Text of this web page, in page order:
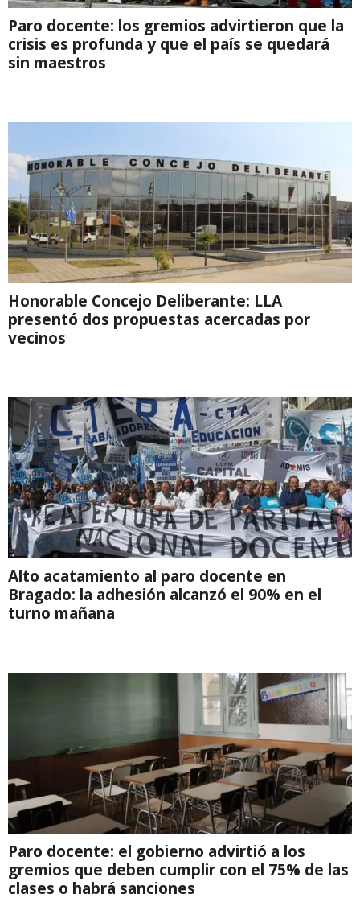
Paro docente: los gremios advirtieron que la
crisis es profunda y que el país se quedará
sin maestros
Honorable Concejo Deliberante: LLA
presentó dos propuestas acercadas por
vecinos
Alto acatamiento al paro docente en
Bragado: la adhesión alcanzó el 90% en el
turno mañana
Paro docente: el gobierno advirtió a los
gremios que deben cumplir con el 75% de las
clases o habrá sanciones